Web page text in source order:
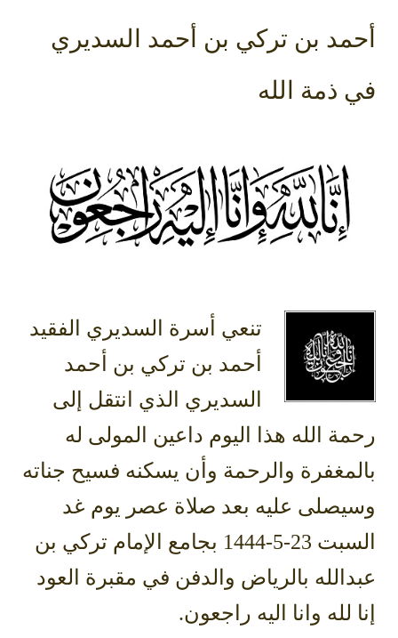
أحمد بن تركي بن أحمد السديري
في ذمة الله
تنعي أسرة السديري الفقيد
أحمد بن تركي بن أحمد
السديري الذي انتقل إلى
رحمة الله هذا اليوم داعين المولى له
بالمغفرة والرحمة وأن يسكنه فسيح جناته
وسيصلى عليه بعد صلاة عصر يوم غد
السبت 23-5-1444 بجامع الإمام تركي بن
عبدالله بالرياض والدفن في مقبرة العود
إنا لله وانا اليه راجعون.